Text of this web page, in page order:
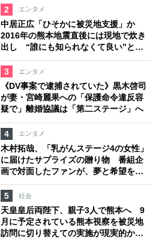
2
エンタメ
中居正広「ひそかに被災地支援」か
2016年の熊本地震直後には現地で炊き
出し “誰にも知られなくて良い”と、
むしろ強まる福祉活動への思い
3
エンタメ
《DV事案で逮捕されていた》黒木啓司
が妻・宮崎麗果への「保護命令違反容
疑で」離婚協議は「第二ステージ」へ
4 エンタメ
木村拓哉、「乳がんステージ4の女性」
に届けたサプライズの贈り物 番組企
画で対面したファンが、夢と希望を与
える心遣いに「うれしくて号泣しまし
た」
5 社会
天皇皇后両陛下、親子3人で熊本へ 9
月に予定されている熊本視察を被災地
訪問に切り替えての実施が現実的か